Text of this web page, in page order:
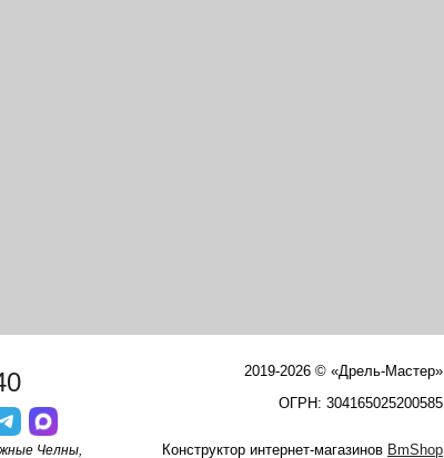
2019-2026 © «Дрель-Мастер»
ОГРН: 304165025200585
Конструктор интернет-магазинов BmShop
Челны,